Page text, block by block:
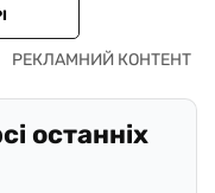
останніх